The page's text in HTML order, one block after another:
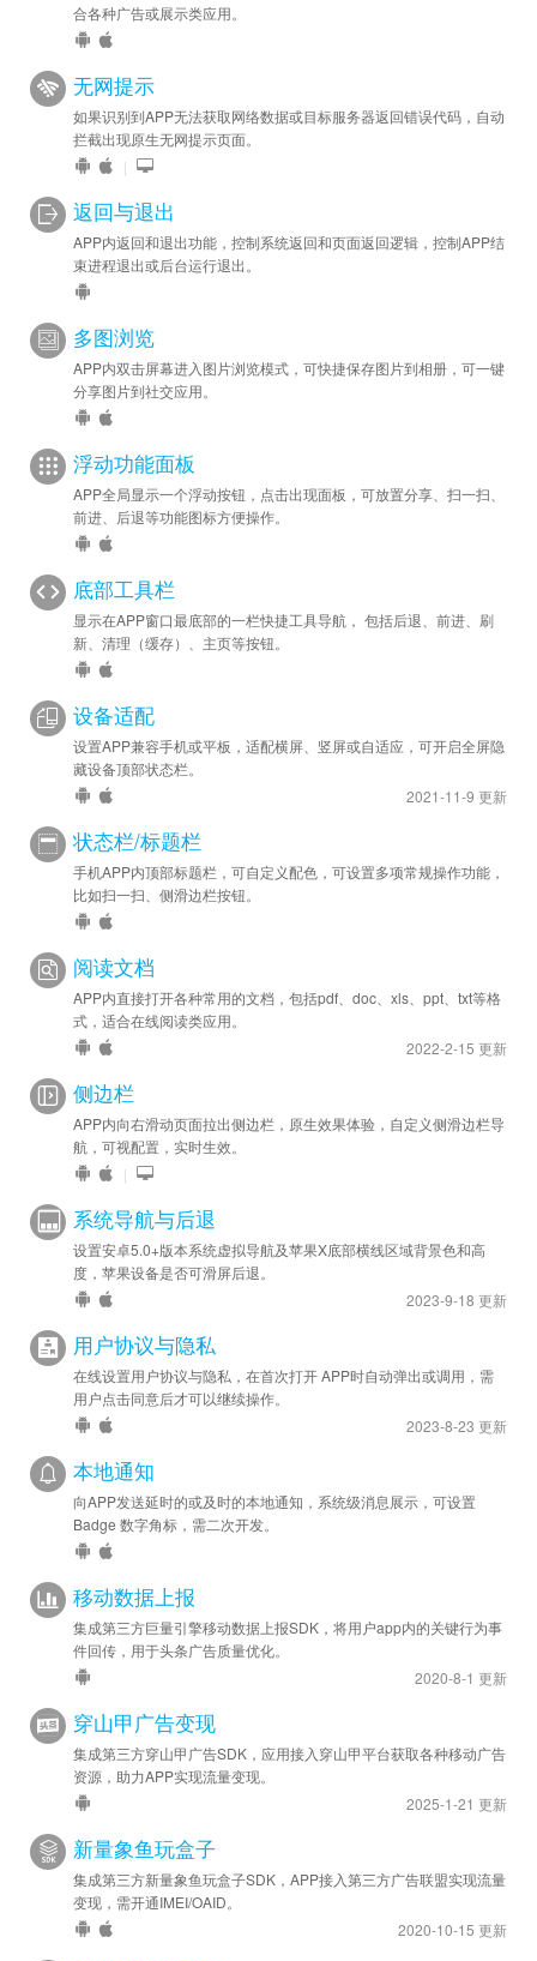
合各种广告或展示类应用。
无网提示
如果识别到APP无法获取网络数据或目标服务器返回错误代码，自动
拦截出现原生无网提示页面。
|
返回与退出
APP内返回和退出功能，控制系统返回和页面返回逻辑，控制APP结
束进程退出或后台运行退出。
多图浏览
APP内双击屏幕进入图片浏览模式，可快捷保存图片到相册，可一键
分享图片到社交应用。
浮动功能面板
APP全局显示一个浮动按钮，点击出现面板，可放置分享、扫一扫、
前进、后退等功能图标方便操作。
底部工具栏
显示在APP窗口最底部的一栏快捷工具导航， 包括后退、前进、刷
新、清理（缓存）、主页等按钮。
设备适配
设置APP兼容手机或平板，适配横屏、竖屏或自适应，可开启全屏隐
藏设备顶部状态栏。
2021-11-9 更新
状态栏/标题栏
手机APP内顶部标题栏，可自定义配色，可设置多项常规操作功能，
比如扫一扫、侧滑边栏按钮。
阅读文档
APP内直接打开各种常用的文档，包括pdf、doc、xls、ppt、txt等格
式，适合在线阅读类应用。
2022-2-15 更新
侧边栏
APP内向右滑动页面拉出侧边栏，原生效果体验，自定义侧滑边栏导
航，可视配置，实时生效。
|
系统导航与后退
设置安卓5.0+版本系统虚拟导航及苹果X底部横线区域背景色和高
度，苹果设备是否可滑屏后退。
2023-9-18 更新
用户协议与隐私
在线设置用户协议与隐私，在首次打开 APP时自动弹出或调用，需
用户点击同意后才可以继续操作。
2023-8-23 更新
本地通知
向APP发送延时的或及时的本地通知，系统级消息展示，可设置
Badge 数字角标，需二次开发。
移动数据上报
集成第三方巨量引擎移动数据上报SDK，将用户app内的关键行为事
件回传，用于头条广告质量优化。
2020-8-1 更新
穿山甲广告变现
集成第三方穿山甲广告SDK，应用接入穿山甲平台获取各种移动广告
资源，助力APP实现流量变现。
2025-1-21 更新
新量象鱼玩盒子
集成第三方新量象鱼玩盒子SDK，APP接入第三方广告联盟实现流量
变现，需开通IMEI/OAID。
2020-10-15 更新